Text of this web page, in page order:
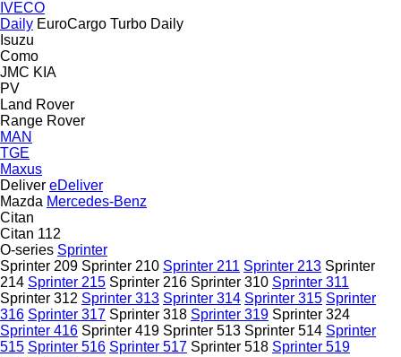
IVECO
Daily EuroCargo Turbo Daily
Isuzu
Como
JMC KIA
PV
Land Rover
Range Rover
MAN
TGE
Maxus
Deliver eDeliver
Mazda Mercedes-Benz
Citan
Citan 112
O-series Sprinter
Sprinter 209 Sprinter 210 Sprinter 211 Sprinter 213 Sprinter
214 Sprinter 215 Sprinter 216 Sprinter 310 Sprinter 311
Sprinter 312 Sprinter 313 Sprinter 314 Sprinter 315 Sprinter
316 Sprinter 317 Sprinter 318 Sprinter 319 Sprinter 324
Sprinter 416 Sprinter 419 Sprinter 513 Sprinter 514 Sprinter
515 Sprinter 516 Sprinter 517 Sprinter 518 Sprinter 519